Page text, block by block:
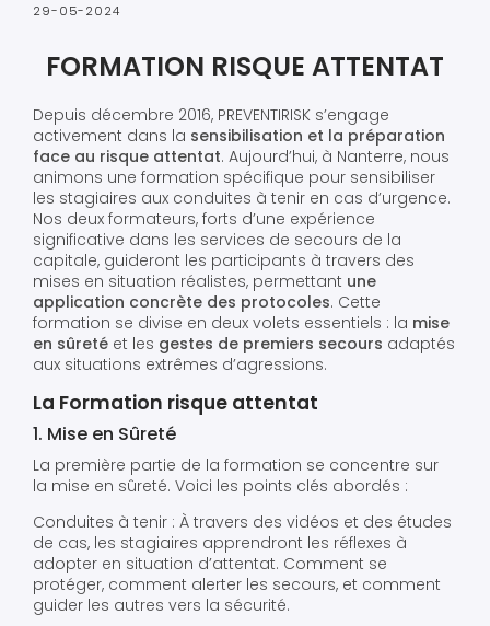
29-05-2024
FORMATION RISQUE ATTENTAT
Depuis décembre 2016, PREVENTIRISK s’engage
activement dans la sensibilisation et la préparation
face au risque attentat. Aujourd’hui, à Nanterre, nous
animons une formation spécifique pour sensibiliser
les stagiaires aux conduites à tenir en cas d’urgence.
Nos deux formateurs, forts d’une expérience
significative dans les services de secours de la
capitale, guideront les participants à travers des
mises en situation réalistes, permettant une
application concrète des protocoles. Cette
formation se divise en deux volets essentiels : la mise
en sûreté et les gestes de premiers secours adaptés
aux situations extrêmes d’agressions.
La Formation risque attentat
1. Mise en Sûreté
La première partie de la formation se concentre sur
la mise en sûreté. Voici les points clés abordés :
Conduites à tenir : À travers des vidéos et des études
de cas, les stagiaires apprendront les réflexes à
adopter en situation d’attentat. Comment se
protéger, comment alerter les secours, et comment
guider les autres vers la sécurité.